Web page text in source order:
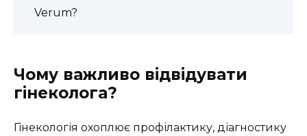
Verum?
Чому важливо відвідувати
гінеколога?
Гінекологія охоплює профілактику, діагностику